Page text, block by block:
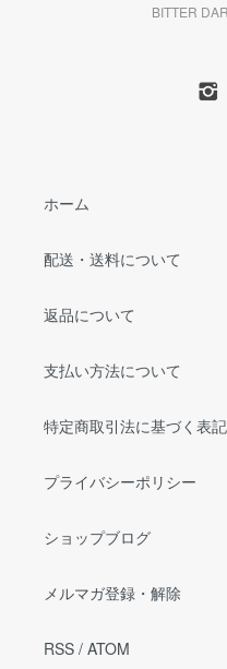
BITTER
ホーム
配送・送料について
返品について
支払い方法について
特定商取引法に基づく表記
プライバシーポリシー
ショップブログ
メルマガ登録・解除
RSS / ATOM